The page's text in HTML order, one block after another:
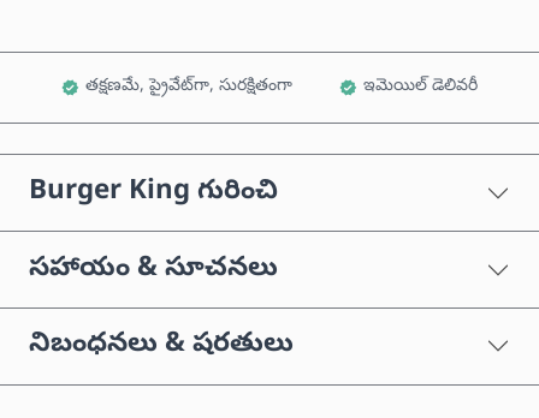
తక్షణమే, ప్రైవేట్‌గా, సురక్షితంగా ఇమెయిల్ డెలివరీ
Burger King గురించి
సహాయం & సూచనలు
నిబంధనలు & షరతులు